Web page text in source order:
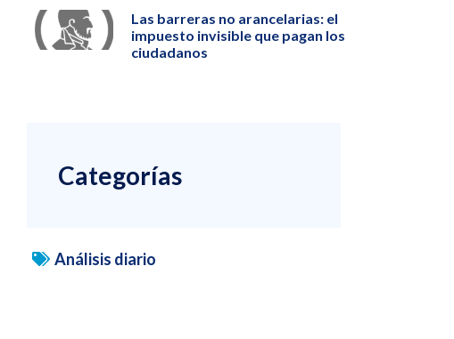
Las barreras no arancelarias: el
impuesto invisible que pagan los
ciudadanos
Categorías
Análisis diario